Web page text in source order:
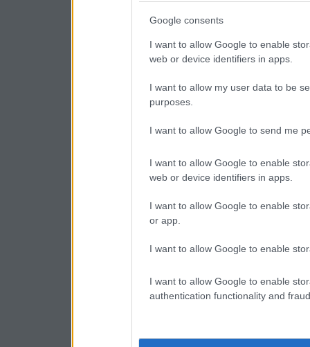
Google consents
I want to allow Google to enable
web or device identifiers in apps.
I want to allow my user data to be
purposes.
I want to allow Google to send me
I want to allow Google to enable
web or device identifiers in apps.
I want to allow Google to enable
or app.
I want to allow Google to enable
I want to allow Google to enable
authentication functionality and